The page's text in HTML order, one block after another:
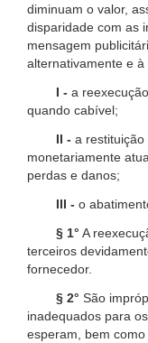
diminuam o valor,
disparidade com as
mensagem
alternativamente e à
I - a
quando cabível;
II - a restituição
monetariamente
perdas e danos;
III - o
§ 1° A
terceiros
fornecedor.
§ 2° São
inadequados para
esperam, bem